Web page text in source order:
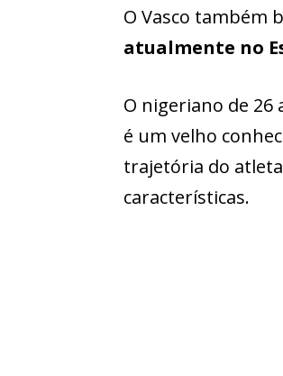
O Vasco também
atualmente no
O nigeriano de
é um velho
trajetória do
características.